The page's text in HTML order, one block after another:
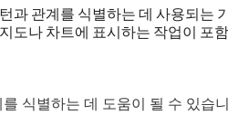
과 관계를 식별하는 데 사용되는
도나 차트에 표시하는 작업이 포
식별하는 데 도움이 될 수 있습